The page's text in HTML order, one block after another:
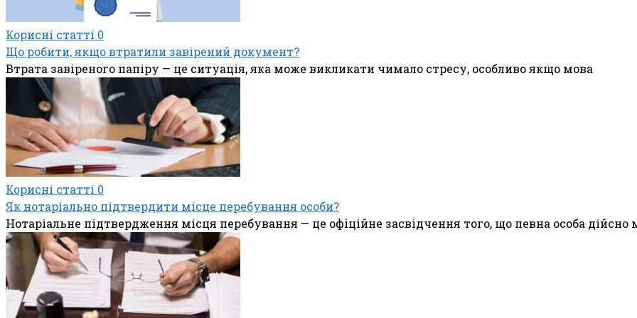
Корисні статті 0
Що робити, якщо втратили завірений документ?
Втрата завіреного папіру — це ситуація, яка може викликати чимало стресу, особливо якщо мова
Корисні статті 0
Як нотаріально підтвердити місце перебування особи?
Нотаріальне підтвердження місця перебування — це офіційне засвідчення того, що певна особа дійсно